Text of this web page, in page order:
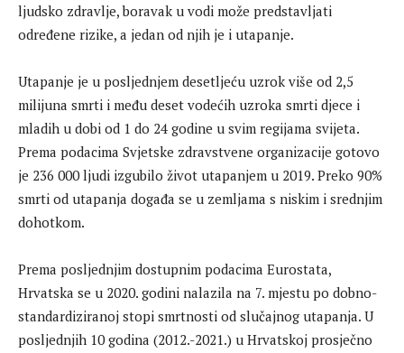
ljudsko zdravlje, boravak u vodi može predstavljati
određene rizike, a jedan od njih je i utapanje.
Utapanje je u posljednjem desetljeću uzrok više od 2,5
milijuna smrti i među deset vodećih uzroka smrti djece i
mladih u dobi od 1 do 24 godine u svim regijama svijeta.
Prema podacima Svjetske zdravstvene organizacije gotovo
je 236 000 ljudi izgubilo život utapanjem u 2019. Preko 90%
smrti od utapanja događa se u zemljama s niskim i srednjim
dohotkom.
Prema posljednjim dostupnim podacima Eurostata,
Hrvatska se u 2020. godini nalazila na 7. mjestu po dobno-
standardiziranoj stopi smrtnosti od slučajnog utapanja. U
posljednjih 10 godina (2012.-2021.) u Hrvatskoj prosječno